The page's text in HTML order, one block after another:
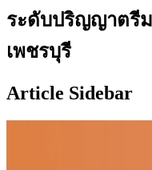
ระดับปริญญาตรี
เพชรบุรี
Article Sidebar